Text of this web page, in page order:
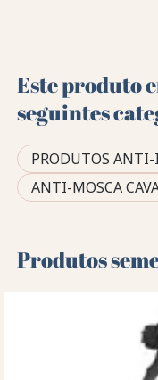
Este produto
seguintes
PRODUTOS ANTI-
ANTI-MOSCA
Produtos